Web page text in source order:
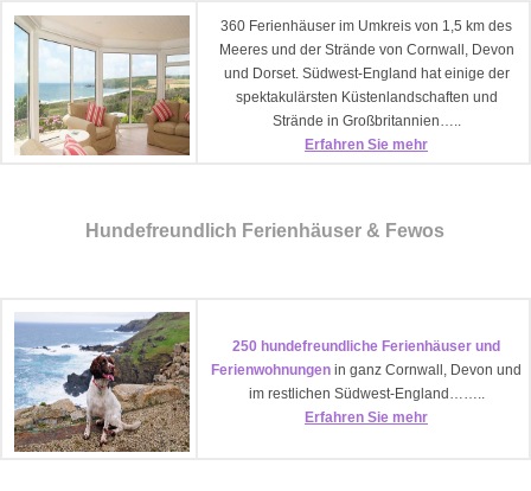
360 Ferienhäuser im Umkreis von 1,5 km des
Meeres und der Strände von Cornwall, Devon
und Dorset. Südwest-England hat einige der
spektakulärsten Küstenlandschaften und
Strände in Großbritannien…..
Erfahren Sie mehr
Hundefreundlich Ferienhäuser & Fewos
250 hundefreundliche Ferienhäuser und
Ferienwohnungen in ganz Cornwall, Devon und
im restlichen Südwest-England……..
Erfahren Sie mehr